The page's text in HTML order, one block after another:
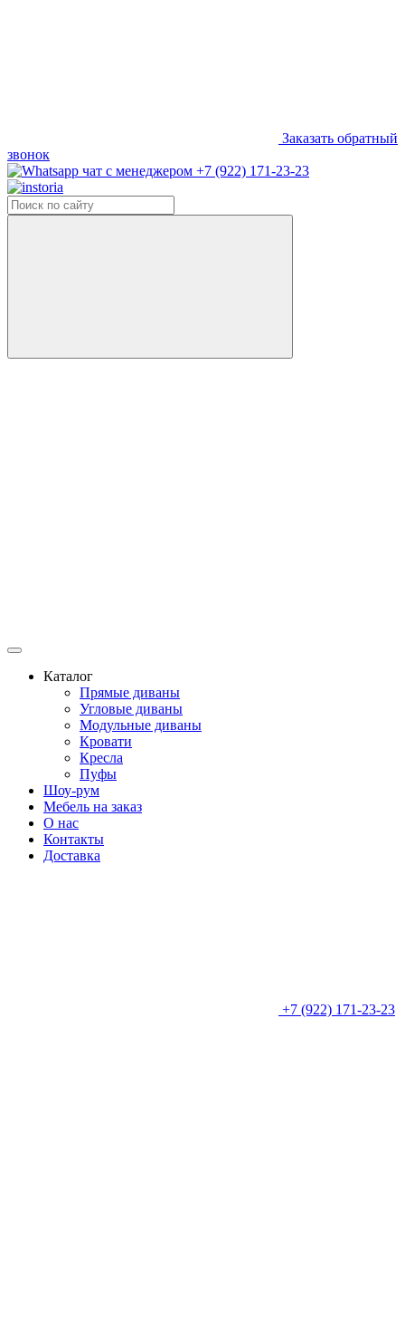
Заказать обратный
звонок
+7 (922) 171-23-23
Каталог
Прямые диваны
Угловые диваны
Модульные диваны
Кровати
Кресла
Пуфы
Шоу-рум
Мебель на заказ
О нас
Контакты
Доставка
+7 (922) 171-23-23